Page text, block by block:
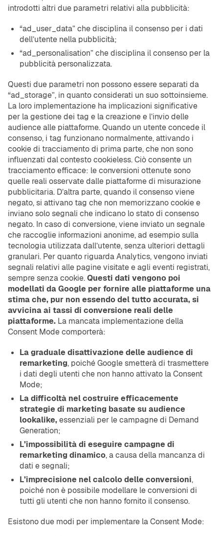
introdotti altri due parametri relativi alla pubblicità:
“ad_user_data” che disciplina il consenso per i dati
dell’utente nella pubblicità;
“ad_personalisation” che disciplina il consenso per la
pubblicità personalizzata.
Questi due parametri non possono essere separati da
“ad_storage”, in quanto considerati un suo sottoinsieme.
La loro implementazione ha implicazioni significative
per la gestione dei tag e la creazione e l’invio delle
audience alle piattaforme. Quando un utente concede il
consenso, i tag funzionano normalmente, attivando i
cookie di tracciamento di prima parte, che non sono
influenzati dal contesto cookieless. Ciò consente un
tracciamento efficace: le conversioni ottenute sono
quelle reali osservate dalle piattaforme di misurazione
pubblicitaria. D’altra parte, quando il consenso viene
negato, si attivano tag che non memorizzano cookie e
inviano solo segnali che indicano lo stato di consenso
negato. In caso di conversione, viene inviato un segnale
che raccoglie informazioni anonime, ad esempio sulla
tecnologia utilizzata dall’utente, senza ulteriori dettagli
granulari. Per quanto riguarda Analytics, vengono inviati
segnali relativi alle pagine visitate e agli eventi registrati,
sempre senza cookie.Questi dati vengono poi
modellati da Google per fornire alle piattaforme una
stima che, pur non essendo del tutto accurata, si
avvicina ai tassi di conversione reali delle
piattaforme. La mancata implementazione della
Consent Mode comporterà:
La graduale disattivazione delle audience di
remarketing, poiché Google smetterà di trasmettere
i dati degli utenti che non hanno attivato la Consent
Mode;
La difficoltà nel costruire efficacemente
strategie di marketing basate su audience
lookalike,essenziali per le campagne di Demand
Generation;
L’impossibilità di eseguire campagne di
remarketing dinamico, a causa della mancanza di
dati e segnali;
L’imprecisione nel calcolo delle conversioni,
poiché non è possibile modellare le conversioni di
tutti gli utenti che non hanno fornito il consenso.
Esistono due modi per implementare la Consent Mode: